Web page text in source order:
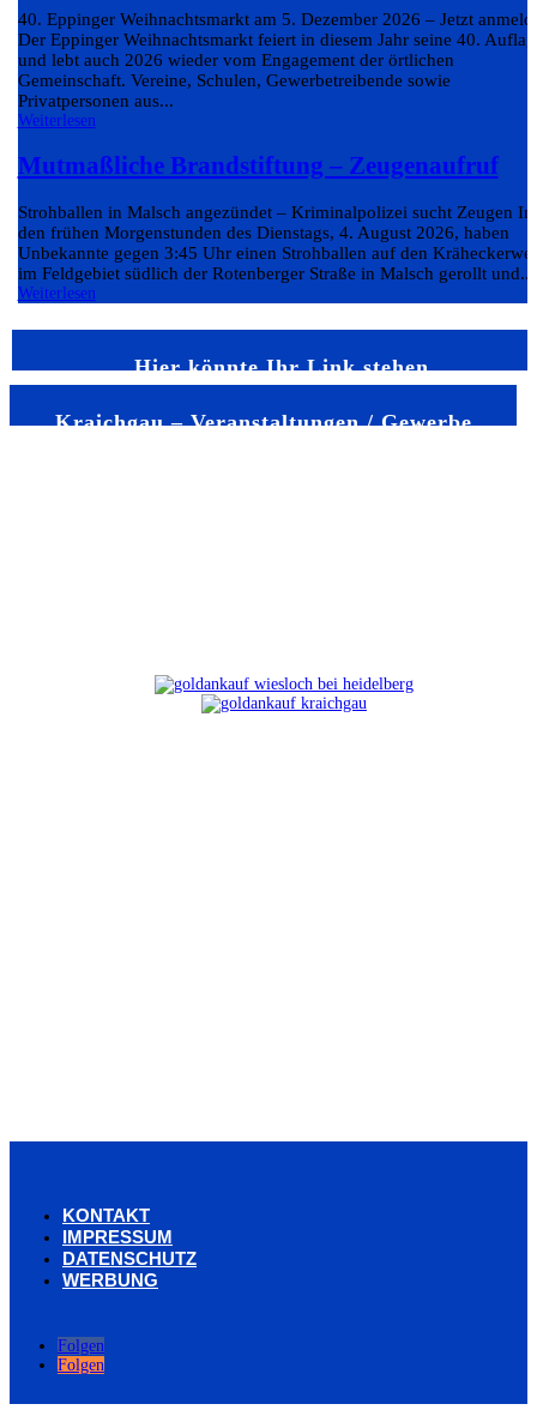
40. Eppinger Weihnachtsmarkt am 5. Dezember 2026 – Jetzt
Der Eppinger Weihnachtsmarkt feiert in diesem Jahr seine 40.
und lebt auch 2026 wieder vom Engagement der örtlichen
Gemeinschaft. Vereine, Schulen, Gewerbetreibende sowie
Privatpersonen aus...
Weiterlesen
Mutmaßliche Brandstiftung – Zeugenaufruf
Strohballen in Malsch angezündet – Kriminalpolizei sucht Zeugen In
den frühen Morgenstunden des Dienstags, 4. August 2026, haben
Unbekannte gegen 3:45 Uhr einen Strohballen auf den
im Feldgebiet südlich der Rotenberger Straße in Malsch gerollt und...
Weiterlesen
Hier könnte Ihr Link stehen
Kraichgau – Veranstaltungen / Gewerbe
KONTAKT
IMPRESSUM
DATENSCHUTZ
WERBUNG
Folgen
Folgen